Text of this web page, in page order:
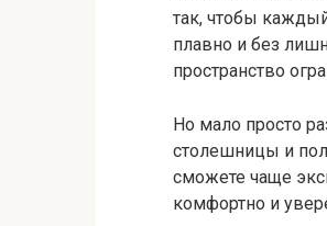
так, чтобы
плавно и без
пространство
Но мало просто
столешницы и
сможете чаще
комфортно и